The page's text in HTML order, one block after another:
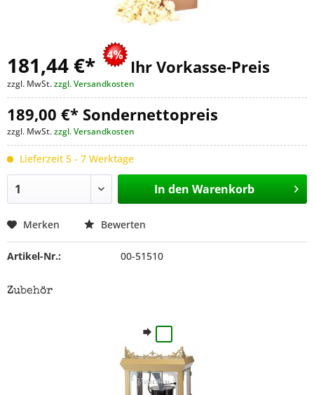
181,44 €* Ihr Vorkasse-Preis
zzgl. MwSt.zzgl. Versandkosten
189,00 €* Sondernettopreis
zzgl. MwSt.zzgl. Versandkosten
Lieferzeit 5 - 7 Werktage
In den Warenkorb
Merken Bewerten
Artikel-Nr.: 00-51510
Zubehör